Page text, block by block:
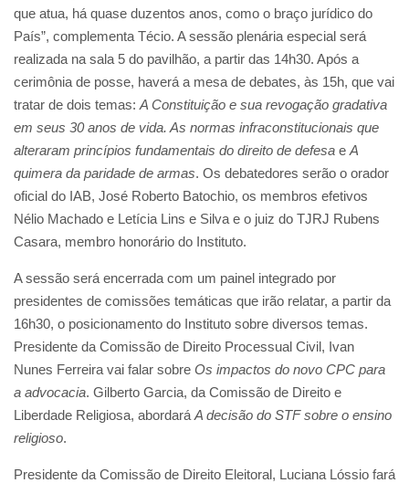
que atua, há quase duzentos anos, como o braço jurídico do
País”, complementa Técio. A sessão plenária especial será
realizada na sala 5 do pavilhão, a partir das 14h30. Após a
cerimônia de posse, haverá a mesa de debates, às 15h, que vai
tratar de dois temas: A Constituição e sua revogação gradativa
em seus 30 anos de vida. As normas infraconstitucionais que
alteraram princípios fundamentais do direito de defesa e A
quimera da paridade de armas. Os debatedores serão o orador
oficial do IAB, José Roberto Batochio, os membros efetivos
Nélio Machado e Letícia Lins e Silva e o juiz do TJRJ Rubens
Casara, membro honorário do Instituto.
A sessão será encerrada com um painel integrado por
presidentes de comissões temáticas que irão relatar, a partir da
16h30, o posicionamento do Instituto sobre diversos temas.
Presidente da Comissão de Direito Processual Civil, Ivan
Nunes Ferreira vai falar sobre Os impactos do novo CPC para
a advocacia. Gilberto Garcia, da Comissão de Direito e
Liberdade Religiosa, abordará A decisão do STF sobre o ensino
religioso.
Presidente da Comissão de Direito Eleitoral, Luciana Lóssio fará